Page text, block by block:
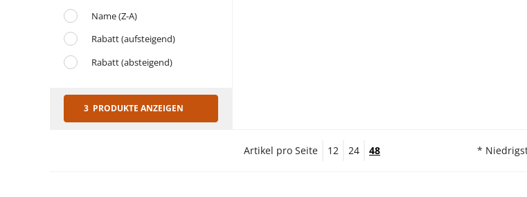
Name (Z-A)
Rabatt (aufsteigend)
Rabatt (absteigend)
3 PRODUKTE ANZEIGEN
Artikel pro Seite 12 24 48 *